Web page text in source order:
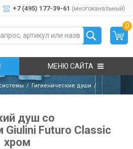
+7 (495) 177-39-61 (многоканальный)
0
МЕНЮ САЙТА
Гигиенические души
душ со
Futuro Classic
хром